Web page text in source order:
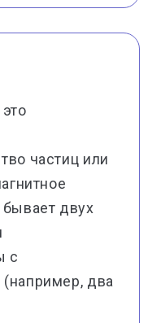
частиц или
двух
с
два